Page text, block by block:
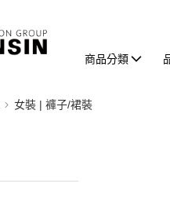
商品分類
女裝 | 褲子/裙裝